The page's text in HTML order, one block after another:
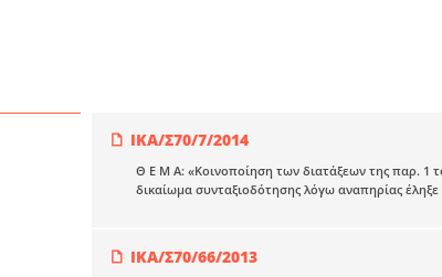
ΙΚΑ/Σ70/7/2014
Θ Ε Μ Α: «Κοινοποίηση των διατάξεων της παρ. 1
δικαίωμα συνταξιοδότησης λόγω αναπηρίας
IKA/Σ70/66/2013